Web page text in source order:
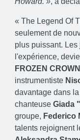
« The Legend Of
seulement de
plus puissant.
l'expérience,
FROZEN CROWN
instrumentiste
davantage dans
chanteuse Giada
groupe, Federico
talents rejoignent